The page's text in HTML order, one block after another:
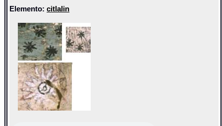
Elemento:citlalin